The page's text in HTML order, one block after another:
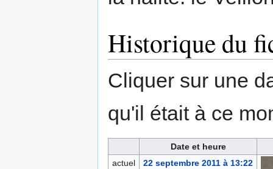
Historique du
Cliquer sur une
qu'il était à ce
Date et heure
actuel
22 septembre 2011 à 13:22